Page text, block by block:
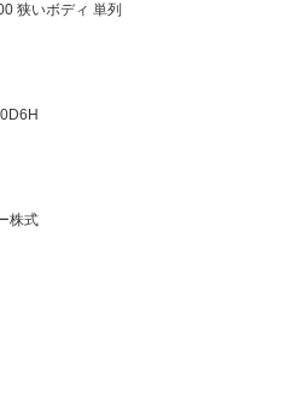
狭いボディ 単列
株式